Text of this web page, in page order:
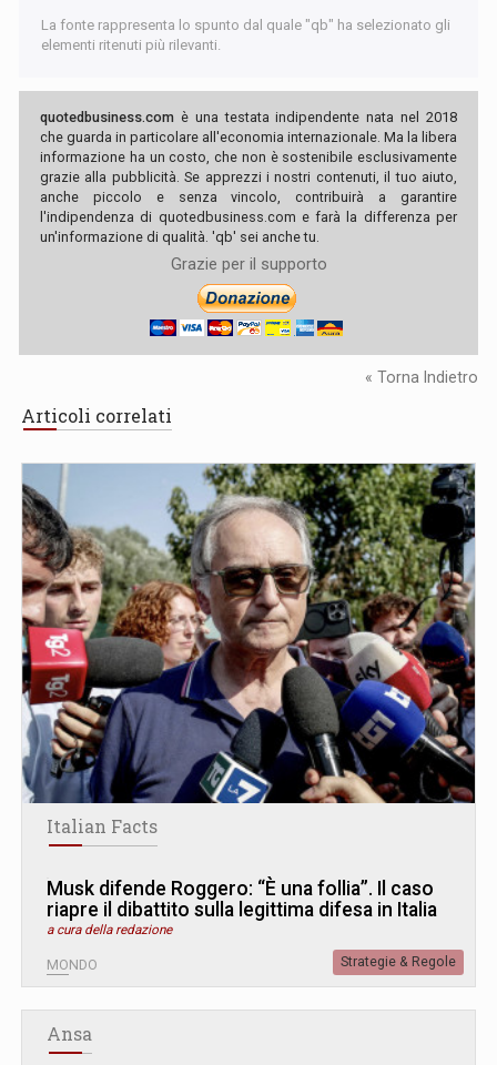
La fonte rappresenta lo spunto dal quale "qb" ha selezionato gli
elementi ritenuti più rilevanti.
quotedbusiness.com è una testata indipendente nata nel 2018
che guarda in particolare all'economia internazionale. Ma la libera
informazione ha un costo, che non è sostenibile esclusivamente
grazie alla pubblicità. Se apprezzi i nostri contenuti, il tuo aiuto,
anche piccolo e senza vincolo, contribuirà a garantire
l'indipendenza di quotedbusiness.com e farà la differenza per
un'informazione di qualità. 'qb' sei anche tu.
Grazie per il supporto
« Torna Indietro
Articoli correlati
Italian Facts
Musk difende Roggero: “È una follia”. Il caso
riapre il dibattito sulla legittima difesa in Italia
a cura della redazione
MONDO Strategie & Regole
Ansa